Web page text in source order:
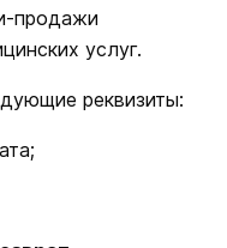
продажи
услуг.
реквизиты: